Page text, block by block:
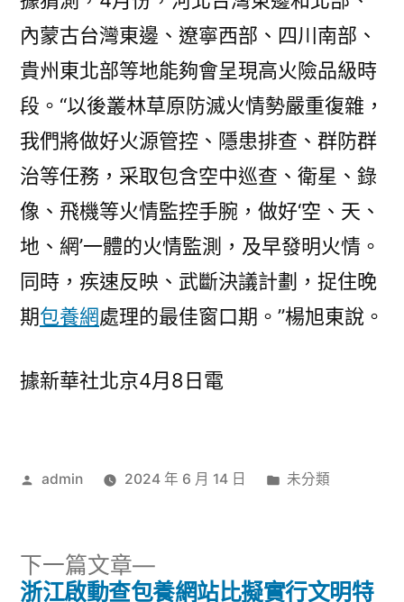
內蒙古台灣東邊、遼寧西部、四川南部、
貴州東北部等地能夠會呈現高火險品級時
段。“以後叢林草原防滅火情勢嚴重復雜，
我們將做好火源管控、隱患排查、群防群
治等任務，采取包含空中巡查、衛星、錄
像、飛機等火情監控手腕，做好‘空、天、
地、網’一體的火情監測，及早發明火情。
同時，疾速反映、武斷決議計劃，捉住晚
期包養網處理的最佳窗口期。”楊旭東說。
據新華社北京4月8日電
作
admin 2024 年 6 月 14 日
分
未分類
下一篇文章
下
一
浙江啟動查包養網站比擬實行文明特